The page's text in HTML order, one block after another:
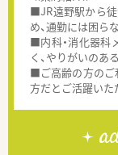
■JR遠野駅から徒
め、通勤には困ら
■内科・消化器科
く、やりがいのあ
■ご高齢の方のご
方だとご活躍いた